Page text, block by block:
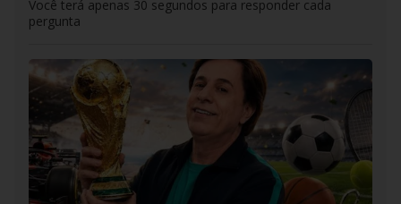
Você terá apenas 30 segundos para responder cada
pergunta